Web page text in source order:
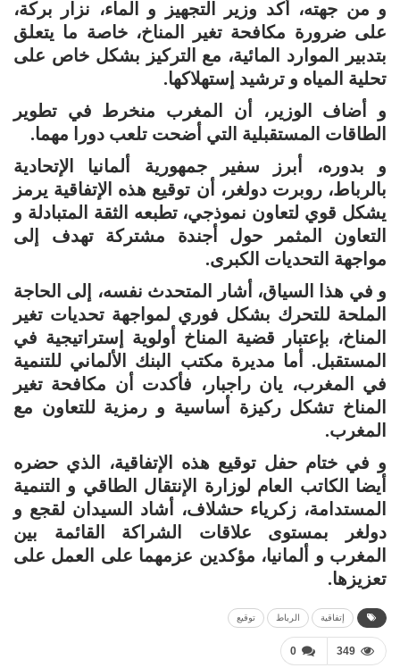
و من جهته، أكد وزير التجهيز و الماء، نزار بركة،
على ضرورة مكافحة تغير المناخ، خاصة ما يتعلق
بتدبير الموارد المائية، مع التركيز بشكل خاص على
تحلية المياه و ترشيد إستهلاكها.
و أضاف الوزير، أن المغرب منخرط في تطوير
الطاقات المستقبلية التي أضحت تلعب دورا مهما.
و بدوره، أبرز سفير جمهورية ألمانيا الإتحادية
بالرباط، روبرت دولغر، أن توقيع هذه الإتفاقية يرمز
يشكل قوي لتعاون نموذجي، تطبعه الثقة المتبادلة و
التعاون المثمر حول أجندة مشتركة تهدف إلى
مواجهة التحديات الكبرى.
و في هذا السياق، أشار المتحدث نفسه، إلى الحاجة
الملحة للتحرك بشكل فوري لمواجهة تحديات تغير
المناخ، بإعتبار قضية المناخ أولوية إستراتيجية في
المستقبل. أما مديرة مكتب البنك الألماني للتنمية
في المغرب، يان راجبار، فأكدت أن مكافحة تغير
المناخ تشكل ركيزة أساسية و رمزية للتعاون مع
المغرب.
و في ختام حفل توقيع هذه الإتفاقية، الذي حضره
أيضا الكاتب العام لوزارة الإنتقال الطاقي و التنمية
المستدامة، زكرياء حشلاف، أشاد السيدان لقجع و
دولغر بمستوى علاقات الشراكة القائمة بين
المغرب و ألمانيا، مؤكدين عزمهما على العمل على
تعزيزها.
إتفاقية الرباط توقيع
0 349